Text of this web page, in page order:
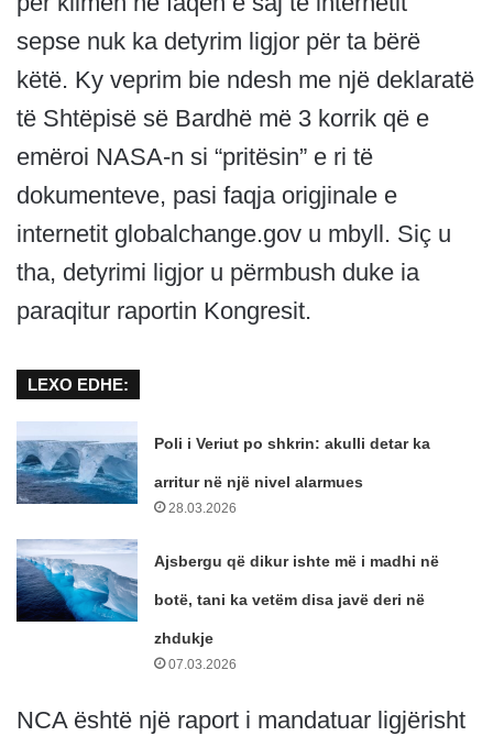
sepse nuk ka detyrim ligjor për ta bërë
këtë. Ky veprim bie ndesh me një deklaratë
të Shtëpisë së Bardhë më 3 korrik që e
emëroi NASA-n si “pritësin” e ri të
dokumenteve, pasi faqja origjinale e
internetit globalchange.gov u mbyll. Siç u
tha, detyrimi ligjor u përmbush duke ia
paraqitur raportin Kongresit.
LEXO EDHE:
Poli i Veriut po shkrin: akulli detar ka
arritur në një nivel alarmues
28.03.2026
Ajsbergu që dikur ishte më i madhi në
botë, tani ka vetëm disa javë deri në
zhdukje
07.03.2026
NCA është një raport i mandatuar ligjërisht